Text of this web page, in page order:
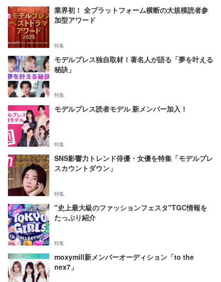
業界初！ 全プラットフォーム横断の大規模読者参
加型アワード
特集
モデルプレス独自取材！著名人が語る「夢を叶える
秘訣」
特集
モデルプレス読者モデル 新メンバー加入！
特集
SNS影響力トレンド俳優・女優を特集「モデルプレ
スカウントダウン」
特集
"史上最大級のファッションフェスタ"TGC情報を
たっぷり紹介
特集
moxymill新メンバーオーディション「to the
nex7」